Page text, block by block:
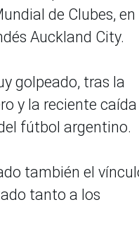
de Clubes, en
Auckland City.
golpeado, tras la
y la reciente caída
fútbol argentino.
también el
tanto a los